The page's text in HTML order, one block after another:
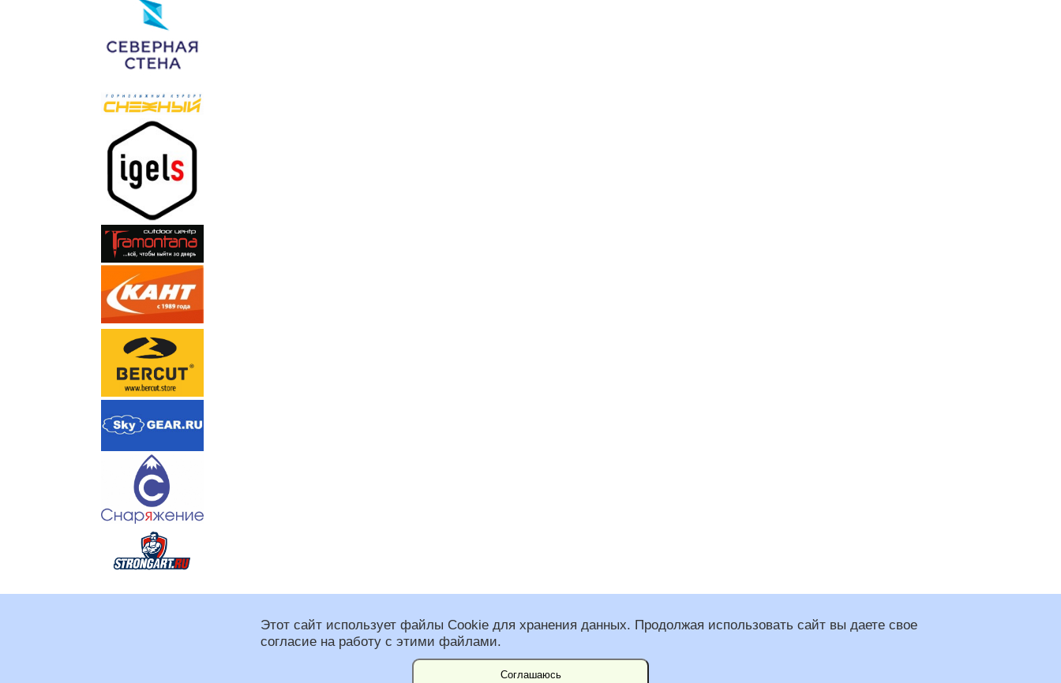
Региональная спортивная общественная организация “Федерация альпинизма Санкт-Петербурга”
При оформлении сайта использованы фото Константина Воробьева.
Этот сайт использует файлы Cookie для хранения данных. Продолжая использовать сайт вы даете свое
согласие на работу с этими файлами.
Соглашаюсь